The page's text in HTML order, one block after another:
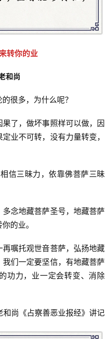
转你的业
和尚
很多，为什么呢？
了，做坏事照样可以做，因
业不可转，没有力量转变，
信三昧力，依靠佛菩萨三昧
念地藏菩萨圣号，地藏菩萨
的业。
再嘱托观世音菩萨，弘扬地藏
们一定要坚信，有地藏菩萨
功力，业一定会转变、消除
和尚《占察善恶业报经》讲记